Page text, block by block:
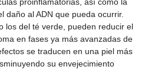
daño al ADN que pueda ocurrir.
los del té verde, pueden reducir el
en fases ya más avanzadas de
se traducen en una piel más
su envejecimiento